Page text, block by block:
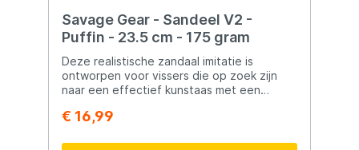
Savage Gear - Sandeel V2 -
Puffin - 23.5 cm - 175 gram
Deze realistische zandaal imitatie is
ontworpen voor vissers die op zoek zijn
naar een effectief kunstaas met een
de kust, een boot gebruikt, of vist in
kunstaas biedt de veelzijdigheid en
€ 16,99